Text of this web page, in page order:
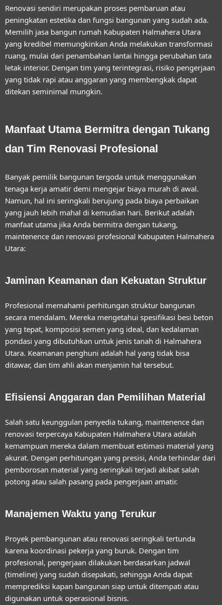
Renovasi sendiri merupakan proses pembaruan atau
peningkatan estetika dan fungsi bangunan yang sudah ada.
Memilih jasa bangun rumah Kabupaten Halmahera Utara
yang kredibel memungkinkan Anda melakukan transformasi
ruang, mulai dari penambahan lantai hingga perubahan tata
letak interior. Dengan tim yang terintegrasi, risiko pengerjaan
yang tidak rapi atau anggaran yang membengkak dapat
ditekan seminimal mungkin.
Manfaat Utama Bermitra dengan Tukang
dan Tim Renovasi Profesional
Banyak pemilik bangunan tergoda untuk menggunakan
tenaga kerja amatir demi mengejar biaya murah di awal.
Namun, hal ini seringkali berujung pada biaya perbaikan
yang jauh lebih mahal di kemudian hari. Berikut adalah
manfaat utama jika Anda bermitra dengan tukang,
maintenence dan renovasi profesional Kabupaten Halmahera
Utara:
Jaminan Keamanan dan Kekuatan Struktur
Profesional memahami perhitungan struktur bangunan
secara mendalam. Mereka mengetahui spesifikasi besi beton
yang tepat, komposisi semen yang ideal, dan kedalaman
pondasi yang dibutuhkan untuk jenis tanah di Halmahera
Utara. Keamanan penghuni adalah hal yang tidak bisa
ditawar, dan tim ahli akan menjamin hal tersebut.
Efisiensi Anggaran dan Pemilihan Material
Salah satu keunggulan penyedia tukang, maintenence dan
renovasi terpercaya Kabupaten Halmahera Utara adalah
kemampuan mereka dalam membuat estimasi material yang
akurat. Dengan perhitungan yang presisi, Anda terhindar dari
pemborosan material yang seringkali terjadi akibat salah
potong atau salah pasang pada pengerjaan amatir.
Manajemen Waktu yang Terukur
Proyek pembangunan atau renovasi seringkali tertunda
karena koordinasi pekerja yang buruk. Dengan tim
profesional, pengerjaan dilakukan berdasarkan jadwal
(timeline) yang sudah disepakati, sehingga Anda dapat
memprediksi kapan bangunan siap untuk ditempati atau
digunakan untuk operasional bisnis.